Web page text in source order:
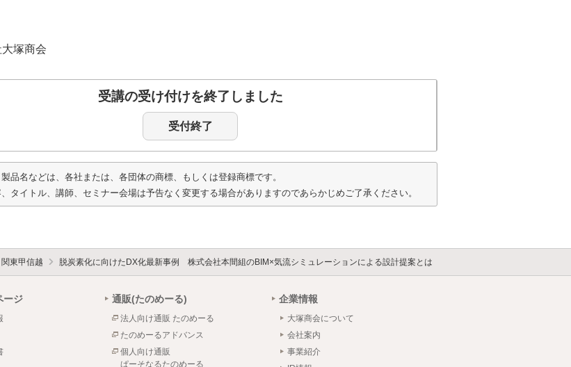
塚商会
受講の受け付けを終了しました
受付終了
品名などは、各社または、各団体の商標、もしくは登録商標です。
タイトル、講師、セミナー会場は予告なく変更する場合がありますのであらかじめご了承ください。
関東甲信越 脱炭素化に向けたDX化最新事例 株式会社本間組のBIM×気流シミュレーションによる設計提案とは
ージ 通販(たのめーる)
法人向け通販 たのめーる
たのめーるアドバンス
個人向け通販
ぱーそなるたのめーる
企業情報
大塚商会について
会社案内
事業紹介